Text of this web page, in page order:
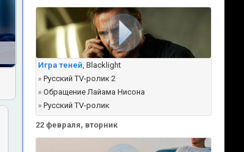
Игра теней, Blacklight
» Русский TV-ролик 2
» Обращение Лайама Нисона
» Русский TV-ролик
22 февраля, вторник